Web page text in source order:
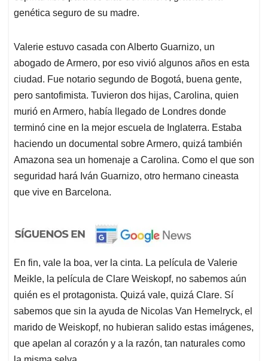
genética seguro de su madre.
Valerie estuvo casada con Alberto Guarnizo, un
abogado de Armero, por eso vivió algunos años en esta
ciudad. Fue notario segundo de Bogotá, buena gente,
pero santofimista. Tuvieron dos hijas, Carolina, quien
murió en Armero, había llegado de Londres donde
terminó cine en la mejor escuela de Inglaterra. Estaba
haciendo un documental sobre Armero, quizá también
Amazona sea un homenaje a Carolina. Como el que son
seguridad hará Iván Guarnizo, otro hermano cineasta
que vive en Barcelona.
En fin, vale la boa, ver la cinta. La película de Valerie
Meikle, la película de Clare Weiskopf, no sabemos aún
quién es el protagonista. Quizá vale, quizá Clare. Sí
sabemos que sin la ayuda de Nicolas Van Hemelryck, el
marido de Weiskopf, no hubieran salido estas imágenes,
que apelan al corazón y a la razón, tan naturales como